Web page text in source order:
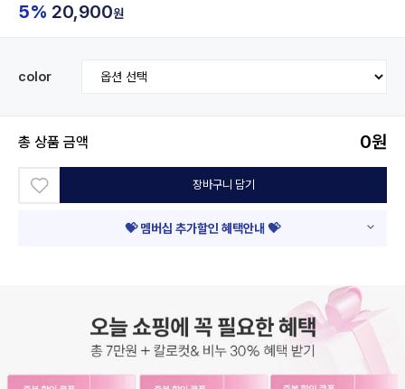
5% 20,900원
color
총 상품 금액 0원
장바구니 담기
💝 멤버십 추가할인 혜택안내 💝